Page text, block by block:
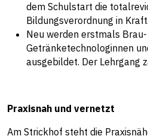
dem Schulstart die
Bildungsverordnung in Kraft.
Neu werden erstmals Brau-
Getränketechnologinnen
ausgebildet. Der Lehrgang
Praxisnah und vernetzt
Am Strickhof steht die